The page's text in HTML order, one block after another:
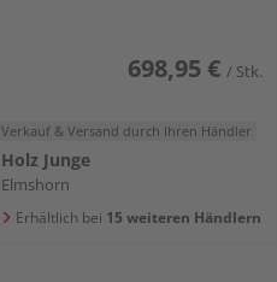
698,95 € / Stk.
Verkauf & Versand durch Ihren Händler
Holz Junge
Elmshorn
Erhältlich bei 15 weiteren Händlern